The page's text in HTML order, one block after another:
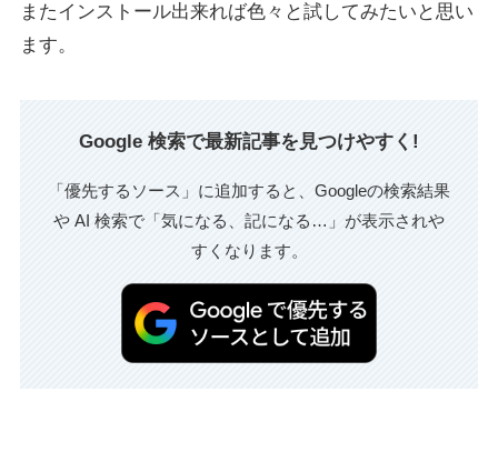
またインストール出来れば色々と試してみたいと思い
ます。
Google 検索で最新記事を見つけやすく!
「優先するソース」に追加すると、Googleの検索結果
や AI 検索で「気になる、記になる…」が表示されや
すくなります。